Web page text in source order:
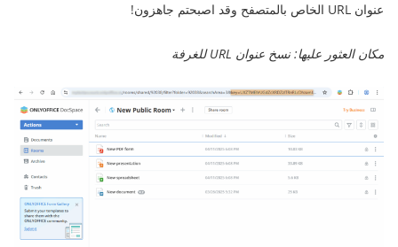
عنوان URL الخاص بالمتصفح وقد اصبحتم جاهزون!
مكان العثور عليها: نسخ عنوان URL للغرفة